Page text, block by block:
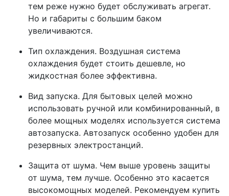
тем реже нужно будет обслуживать агрегат.
Но и габариты с большим баком
увеличиваются.
Тип охлаждения. Воздушная система
охлаждения будет стоить дешевле, но
жидкостная более эффективна.
Вид запуска. Для бытовых целей можно
использовать ручной или комбинированный, в
более мощных моделях используется система
автозапуска. Автозапуск особенно удобен для
резервных электростанций.
Защита от шума. Чем выше уровень защиты
от шума, тем лучше. Особенно это касается
высокомощных моделей. Рекомендуем купить